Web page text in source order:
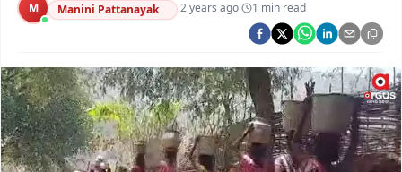
Argus Swaad Odisha
Argus Chalo Dekhein Apna Desh
M Manini Pattanayak ·2 years ago· 1 min read